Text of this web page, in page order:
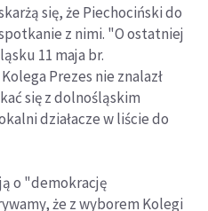
się, że Piechociński do
z nimi. "O ostatniej
11 maja br.
Prezes nie znalazł
się z dolnośląskim
działacze w liście do
o "demokrację
że z wyborem Kolegi